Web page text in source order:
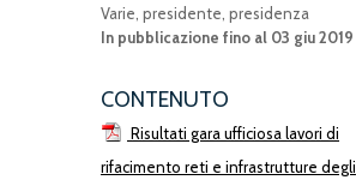
Varie, presidente, presidenza
In pubblicazione fino al 03 giu 2019
CONTENUTO
Risultati gara ufficiosa lavori di
rifacimento reti e infrastrutture degli